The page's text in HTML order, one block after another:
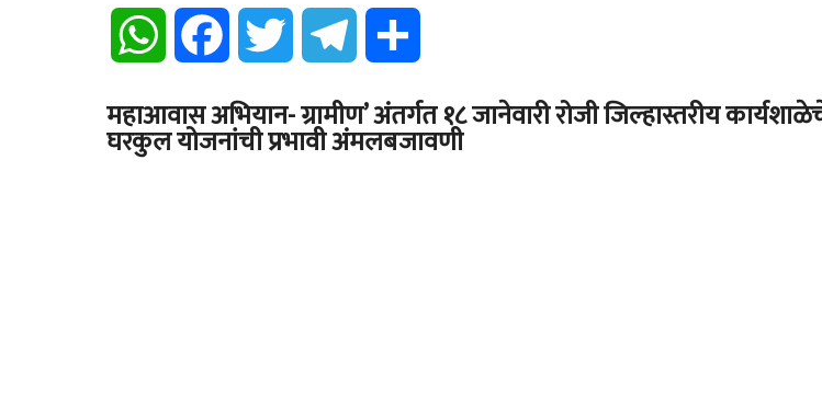
WhatsApp Facebook Twitter Telegram
महाआवास अभियान- ग्रामीण’ अंतर्गत १८ जानेवारी रोजी जिल्हास्तरीय
घरकुल योजनांची प्रभावी अंमलबजावणी